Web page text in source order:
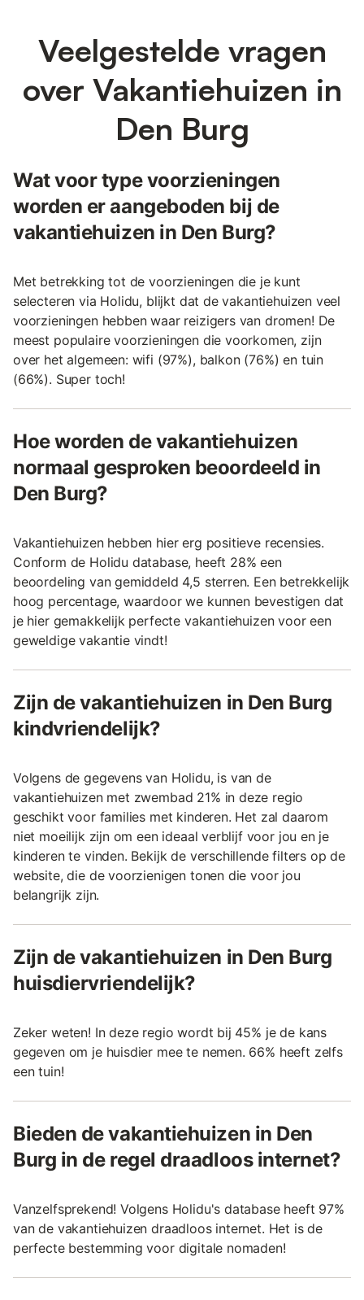
Veelgestelde vragen
over Vakantiehuizen in
Den Burg
Wat voor type voorzieningen
worden er aangeboden bij de
vakantiehuizen in Den Burg?
Met betrekking tot de voorzieningen die je kunt
selecteren via Holidu, blijkt dat de vakantiehuizen veel
voorzieningen hebben waar reizigers van dromen! De
meest populaire voorzieningen die voorkomen, zijn
over het algemeen: wifi (97%), balkon (76%) en tuin
(66%). Super toch!
Hoe worden de vakantiehuizen
normaal gesproken beoordeeld in
Den Burg?
Vakantiehuizen hebben hier erg positieve recensies.
Conform de Holidu database, heeft 28% een
beoordeling van gemiddeld 4,5 sterren. Een betrekkelijk
hoog percentage, waardoor we kunnen bevestigen dat
je hier gemakkelijk perfecte vakantiehuizen voor een
geweldige vakantie vindt!
Zijn de vakantiehuizen in Den Burg
kindvriendelijk?
Volgens de gegevens van Holidu, is van de
vakantiehuizen met zwembad 21% in deze regio
geschikt voor families met kinderen. Het zal daarom
niet moeilijk zijn om een ideaal verblijf voor jou en je
kinderen te vinden. Bekijk de verschillende filters op de
website, die de voorzienigen tonen die voor jou
belangrijk zijn.
Zijn de vakantiehuizen in Den Burg
huisdiervriendelijk?
Zeker weten! In deze regio wordt bij 45% je de kans
gegeven om je huisdier mee te nemen. 66% heeft zelfs
een tuin!
Bieden de vakantiehuizen in Den
Burg in de regel draadloos internet?
Vanzelfsprekend! Volgens Holidu's database heeft 97%
van de vakantiehuizen draadloos internet. Het is de
perfecte bestemming voor digitale nomaden!